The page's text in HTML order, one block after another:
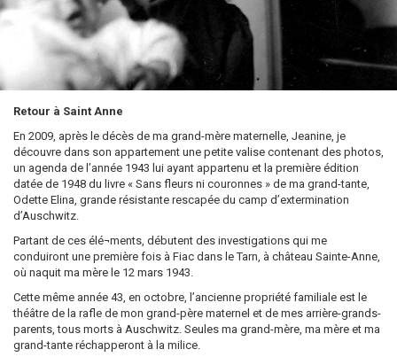
Retour à Saint Anne
En 2009, après le décès de ma grand-mère maternelle, Jeanine, je
découvre dans son appartement une petite valise contenant des photos,
un agenda de l’année 1943 lui ayant appartenu et la première édition
datée de 1948 du livre « Sans fleurs ni couronnes » de ma grand-tante,
Odette Elina, grande résistante rescapée du camp d’extermination
d’Auschwitz.
Partant de ces élé¬ments, débutent des investigations qui me
conduiront une première fois à Fiac dans le Tarn, à château Sainte-Anne,
où naquit ma mère le 12 mars 1943.
Cette même année 43, en octobre, l’ancienne propriété familiale est le
théâtre de la rafle de mon grand-père maternel et de mes arrière-grands-
parents, tous morts à Auschwitz. Seules ma grand-mère, ma mère et ma
grand-tante réchapperont à la milice.